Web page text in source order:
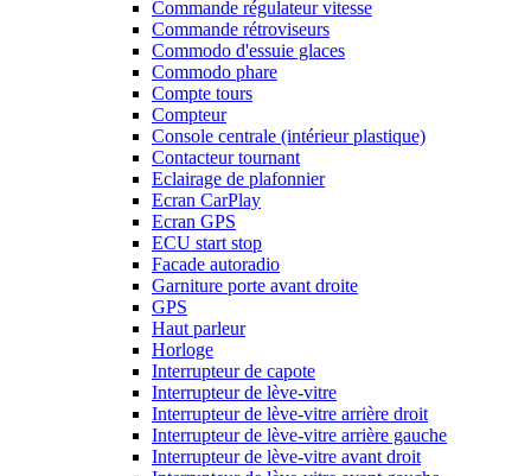
Commande régulateur vitesse
Commande rétroviseurs
Commodo d'essuie glaces
Commodo phare
Compte tours
Compteur
Console centrale (intérieur plastique)
Contacteur tournant
Eclairage de plafonnier
Ecran CarPlay
Ecran GPS
ECU start stop
Facade autoradio
Garniture porte avant droite
GPS
Haut parleur
Horloge
Interrupteur de capote
Interrupteur de lève-vitre
Interrupteur de lève-vitre arrière droit
Interrupteur de lève-vitre arrière gauche
Interrupteur de lève-vitre avant droit